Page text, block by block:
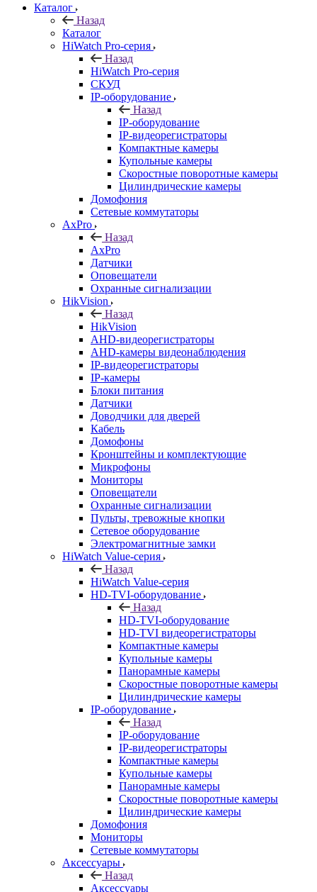
Каталог
Назад
Каталог
HiWatch Pro-серия
Назад
HiWatch Pro-серия
CКУД
IP-оборудование
Назад
IP-оборудование
IP-видеорегистраторы
Компактные камеры
Купольные камеры
Скоростные поворотные камеры
Цилиндрические камеры
Домофония
Сетевые коммутаторы
AxPro
Назад
AxPro
Датчики
Оповещатели
Охранные сигнализации
HikVision
Назад
HikVision
AHD-видеорегистраторы
AHD-камеры видеонаблюдения
IP-видеорегистраторы
IP-камеры
Блоки питания
Датчики
Доводчики для дверей
Кабель
Домофоны
Кронштейны и комплектующие
Микрофоны
Мониторы
Оповещатели
Охранные сигнализации
Пульты, тревожные кнопки
Сетевое оборудование
Электромагнитные замки
HiWatch Value-серия
Назад
HiWatch Value-серия
HD-TVI-оборудование
Назад
HD-TVI-оборудование
HD-TVI видеорегистраторы
Компактные камеры
Купольные камеры
Панорамные камеры
Скоростные поворотные камеры
Цилиндрические камеры
IP-оборудование
Назад
IP-оборудование
IP-видеорегистраторы
Компактные камеры
Купольные камеры
Панорамные камеры
Скоростные поворотные камеры
Цилиндрические камеры
Домофония
Мониторы
Сетевые коммутаторы
Аксессуары
Назад
Аксессуары